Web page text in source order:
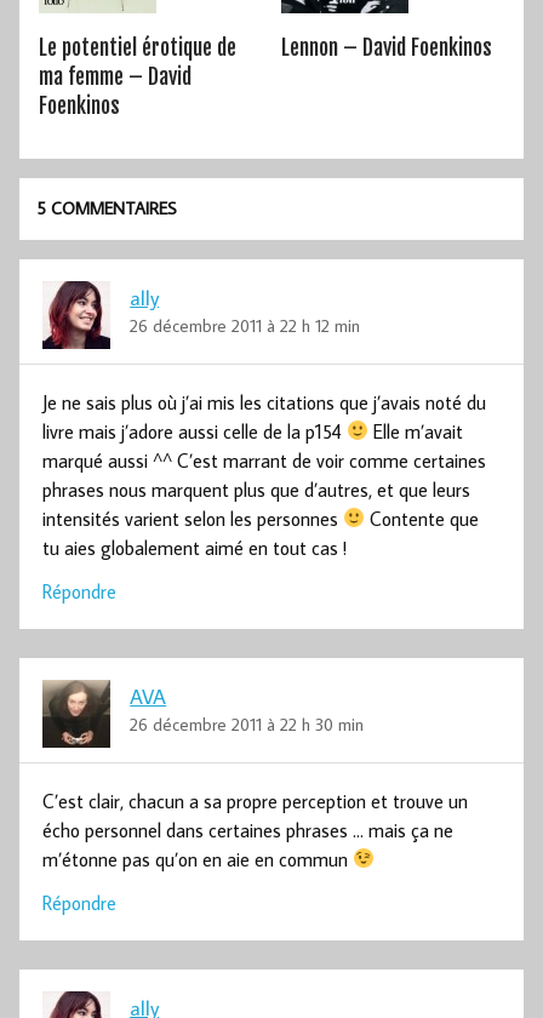
Le potentiel érotique de
ma femme – David
Foenkinos
Lennon – David Foenkinos
5 COMMENTAIRES
ally
26 décembre 2011 à 22 h 12 min
Je ne sais plus où j’ai mis les citations que j’avais noté du
livre mais j’adore aussi celle de la p154
Elle m’avait
marqué aussi ^^ C’est marrant de voir comme certaines
phrases nous marquent plus que d’autres, et que leurs
intensités varient selon les personnes
Contente que
tu aies globalement aimé en tout cas !
Répondre
AVA
26 décembre 2011 à 22 h 30 min
C’est clair, chacun a sa propre perception et trouve un
écho personnel dans certaines phrases … mais ça ne
m’étonne pas qu’on en aie en commun
Répondre
ally